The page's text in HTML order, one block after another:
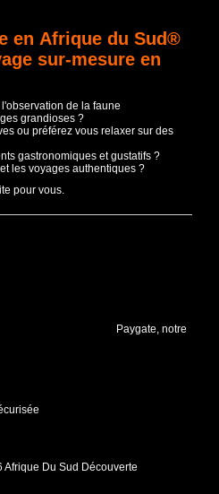
en Afrique du Sud®
sur-mesure en
de la faune
grandioses ?
ou préférez vous relaxer sur des
gastronomiques et gustatifs ?
les voyages authentiques ?
pour vous.
Paygate, notre
Afrique Du Sud Découverte